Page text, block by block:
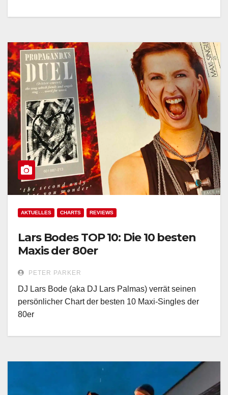
AKTUELLES CHARTS REVIEWS
Lars Bodes TOP 10: Die 10 besten
Maxis der 80er
PETER PARKER
DJ Lars Bode (aka DJ Lars Palmas) verrät seinen
persönlicher Chart der besten 10 Maxi-Singles der
80er